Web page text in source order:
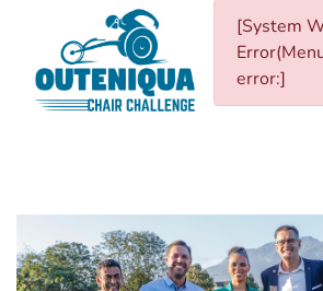
[System
error:]